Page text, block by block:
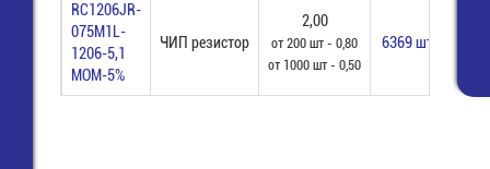
RC1206JR-
075M1L-
1206-5,1
МОМ-5%
ЧИП резистор
2,00
от 200 шт - 0,80
от 1000 шт - 0,50
6369 шт